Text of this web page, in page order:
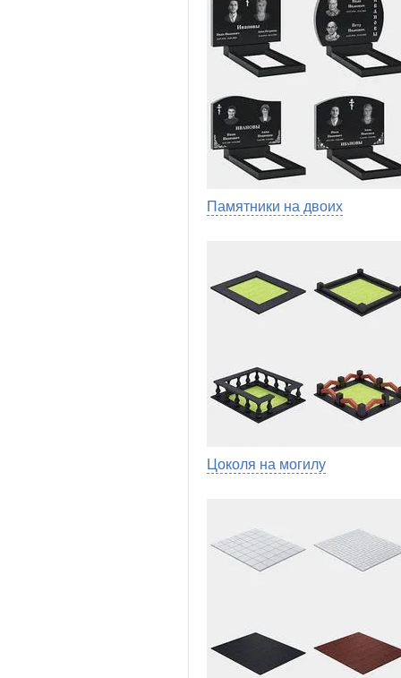
Памятники на двоих
Цоколя на могилу